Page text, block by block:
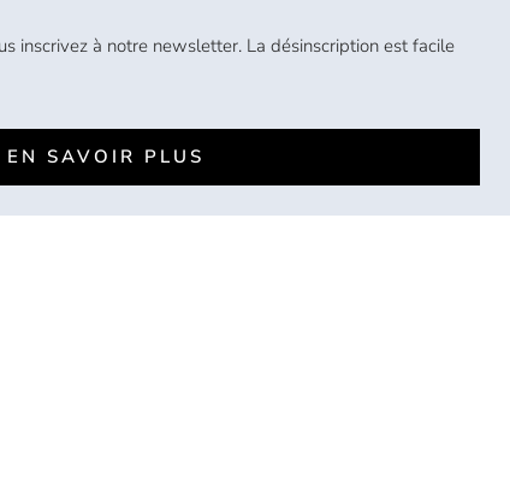
inscrivez à notre newsletter. La désinscription est facile
EN SAVOIR PLUS